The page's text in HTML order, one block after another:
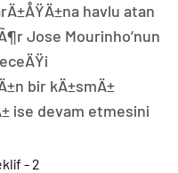
havlu atan
Jose Mourinho’nun
bir kÄ±smÄ±
ise devam etmesini